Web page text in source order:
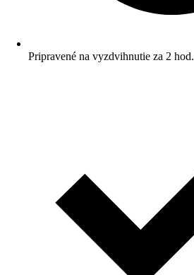
Pripravené na vyzdvihnutie za 2 hod.